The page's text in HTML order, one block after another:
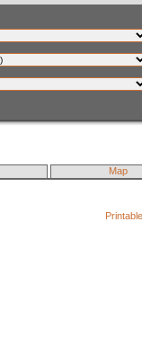
Map